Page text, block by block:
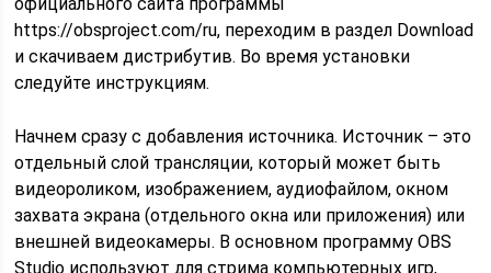
https://obsproject.com/ru, переходим в раздел Download
и скачиваем дистрибутив. Во время установки
следуйте инструкциям.
Начнем сразу с добавления источника. Источник – это
отдельный слой трансляции, который может быть
видеороликом, изображением, аудиофайлом, окном
захвата экрана (отдельного окна или приложения) или
внешней видеокамеры. В основном программу OBS
Studio используют для стрима компьютерных игр,